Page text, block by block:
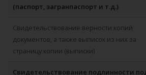
(паспорт, загранпаспорт и т.д.)
Свидетельствование верности копий
документов, а также выписок из них за
страницу копии (выписки)
Свидетельствование подлинности